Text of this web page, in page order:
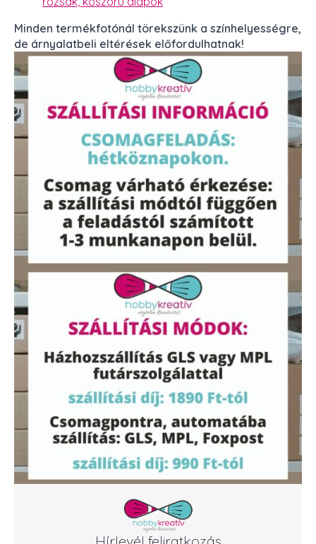
Minden termékfotónál törekszünk a színhelyességre,
de árnyalatbeli eltérések előfordulhatnak!